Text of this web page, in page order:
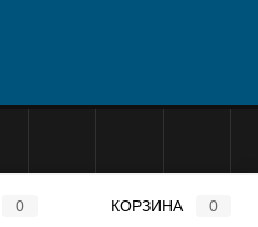
0 КОРЗИНА 0